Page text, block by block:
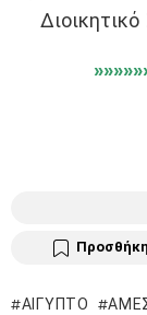
ΑΊΓΥΠΤΟ